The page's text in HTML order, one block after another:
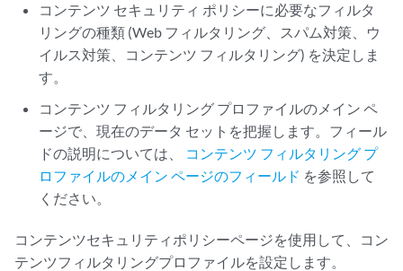
コンテンツ セキュリティ ポリシーに必要なフィルタ
リングの種類 (Web フィルタリング、スパム対策、ウ
イルス対策、コンテンツ フィルタリング) を決定しま
す。
コンテンツ フィルタリング プロファイルのメイン ペ
ージで、現在のデータ セットを把握します。フィール
ドの説明については、 コンテンツ フィルタリング プ
ロファイルのメイン ページのフィールド を参照して
ください。
コンテンツセキュリティポリシーページを使用して、コン
テンツフィルタリングプロファイルを設定します。